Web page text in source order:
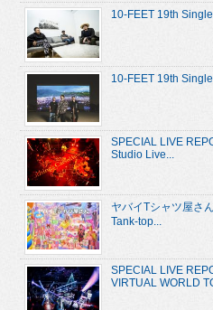
10-FEET 19th
10-FEET 19th
SPECIAL LIVE
Studio Live...
ヤバイTシャツ屋さ
Tank-top...
SPECIAL LIVE
VIRTUAL WORLD